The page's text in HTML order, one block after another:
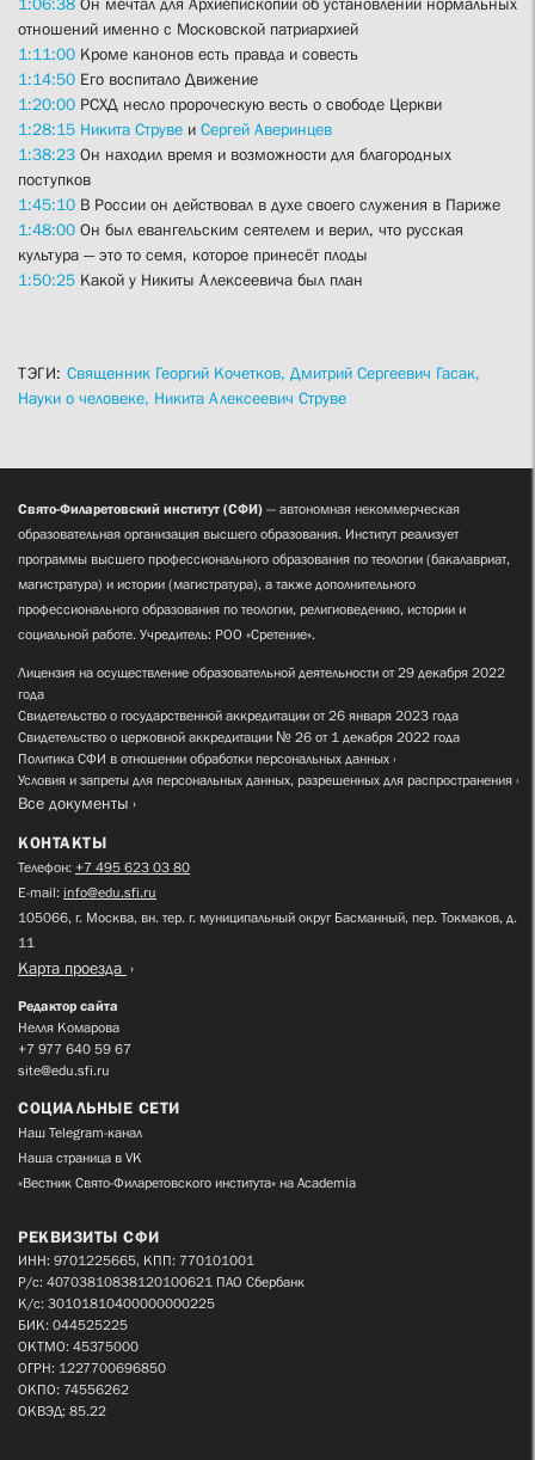
отношений именно с Московской патриархией
1:11:00 Кроме канонов есть правда и совесть
1:14:50 Его воспитало Движение
1:20:00 РСХД несло пророческую весть о свободе Церкви
1:28:15 Никита Струве и Сергей Аверинцев
1:38:23 Он находил время и возможности для благородных
поступков
1:45:10 В России он действовал в духе своего служения в Париже
1:48:00 Он был евангельским сеятелем и верил, что русская
культура — это то семя, которое принесёт плоды
1:50:25 Какой у Никиты Алексеевича был план
ТЭГИ: Священник Георгий Кочетков, Дмитрий Сергеевич Гасак,
Науки о человеке, Никита Алексеевич Струве
Свято-Филаретовский институт (СФИ) — автономная некоммерческая
образовательная организация высшего образования. Институт реализует
программы высшего профессионального образования по теологии (бакалавриат,
магистратура) и истории (магистратура), а также дополнительного
профессионального образования по теологии, религиоведению, истории и
социальной работе. Учредитель: РОО «Сретение».
Лицензия на осуществление образовательной деятельности от 29 декабря 2022
года
Свидетельство о государственной аккредитации от 26 января 2023 года
Свидетельство о церковной аккредитации № 26 от 1 декабря 2022 года
Политика СФИ в отношении обработки персональных данных
Условия и запреты для персональных данных, разрешенных для распространения
Все документы
КОНТАКТЫ
Телефон: +7 495 623 03 80
E-mail: info@edu.sfi.ru
105066, г. Москва, вн. тер. г. муниципальный округ Басманный, пер. Токмаков, д.
11
Карта проезда
Редактор сайта
Нелля Комарова
+7 977 640 59 67
site@edu.sfi.ru
СОЦИАЛЬНЫЕ СЕТИ
Наш Telegram-канал
Наша страница в VK
«Вестник Свято-Филаретовского института» на Academia
РЕКВИЗИТЫ СФИ
ИНН: 9701225665, КПП: 770101001
Р/с: 40703810838120100621 ПАО Сбербанк
К/с: 30101810400000000225
БИК: 044525225
ОКТМО: 45375000
ОГРН: 1227700696850
ОКПО: 74556262
ОКВЭД: 85.22